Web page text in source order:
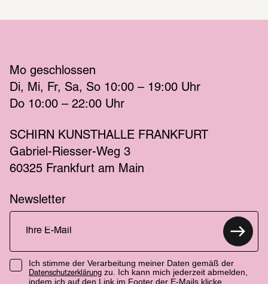
Mo geschlossen
Di
Mi Fr Sa So 10:00 – 19:00 Uhr
Do 10:00 – 22:00 Uhr
SCHIRN KUNSTHALLE FRANKFURT
Gabriel-Riesser-Weg 3
60325 Frankfurt am Main
Newsletter
Ich stimme der Verarbeitung meiner Daten gemäß der
Datenschutzerklärung zu. Ich kann mich jederzeit abmelden,
indem ich auf den Link im Footer der E-Mails klicke.